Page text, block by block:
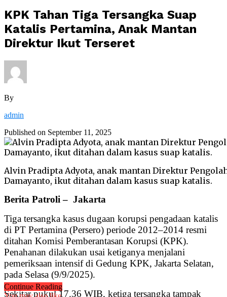
KPK Tahan Tiga Tersangka Suap
Katalis Pertamina, Anak Mantan
Direktur Ikut Terseret
By
admin
Published on September 11, 2025
Alvin Pradipta Adyota, anak mantan Direktur
Damayanto, ikut ditahan dalam kasus suap katalis.
Berita Patroli – Jakarta
Tiga tersangka kasus dugaan korupsi pengadaan katalis
di PT Pertamina (Persero) periode 2012–2014 resmi
ditahan Komisi Pemberantasan Korupsi (KPK).
Penahanan dilakukan usai ketiganya menjalani
pemeriksaan intensif di Gedung KPK, Jakarta Selatan,
pada Selasa (9/9/2025).
Sekitar pukul 17.36 WIB, ketiga tersangka tampak
Continue Reading